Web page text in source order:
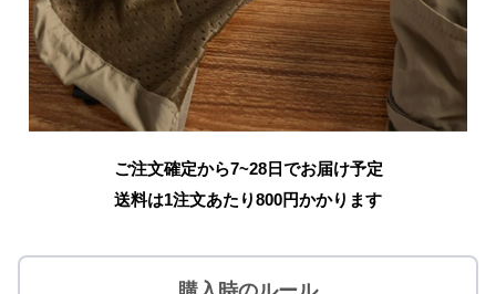
ご注文確定から7~28日でお届け予定
送料は1注文あたり800円かかります